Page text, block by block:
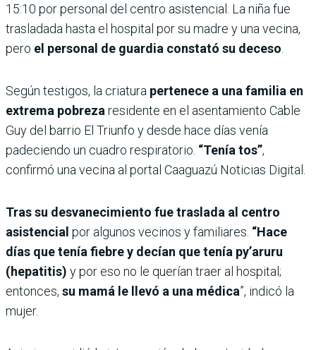
15:10 por personal del centro asistencial. La niña fue
trasladada hasta el hospital por su madre y una vecina,
pero el personal de guardia constató su deceso
Según testigos, la criatura pertenece a una familia en
extrema pobreza residente en el asentamiento Cable
Guy del barrio El Triunfo y desde hace días venía
padeciendo un cuadro respiratorio. “Tenía tos”,
confirmó una vecina al portal Caaguazú Noticias Digital.
Tras su desvanecimiento fue traslada al centro
asistencial por algunos vecinos y familiares. “Hace
días que tenía fiebre y decían que tenía py’aruru
(hepatitis) y por eso no le querían traer al hospital;
entonces, su mamá le llevó a una médica”, indicó la
mujer.